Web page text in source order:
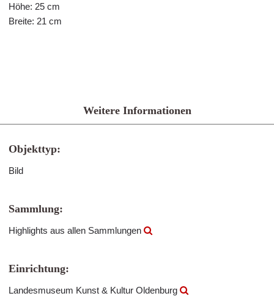
Höhe: 25 cm
Breite: 21 cm
Weitere Informationen
Objekttyp:
Bild
Sammlung:
Highlights aus allen Sammlungen
Einrichtung:
Landesmuseum Kunst & Kultur Oldenburg